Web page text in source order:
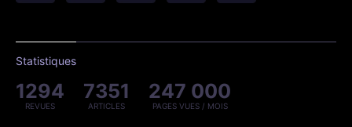
Statistiques
1294
REVUES
7351
ARTICLES
247 000
PAGES VUES / MOIS